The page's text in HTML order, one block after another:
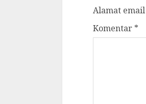
Alamat
Komentar *